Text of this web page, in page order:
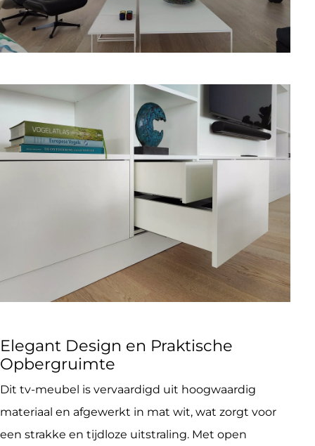
Elegant Design en Praktische
Opbergruimte
Dit tv-meubel is vervaardigd uit hoogwaardig
materiaal en afgewerkt in mat wit, wat zorgt voor
een strakke en tijdloze uitstraling. Met open